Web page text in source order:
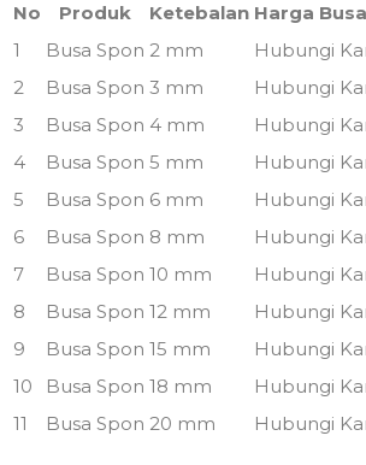
No Produk Ketebalan Harga
1
Busa Spon 2 mm
Hubungi
2
Busa Spon 3 mm
Hubungi
3
Busa Spon 4 mm
Hubungi
4
Busa Spon 5 mm
Hubungi
5
Busa Spon 6 mm
Hubungi
6
Busa Spon 8 mm
Hubungi
7
Busa Spon 10 mm
Hubungi
8
Busa Spon 12 mm
Hubungi
9
Busa Spon 15 mm
Hubungi
10
Busa Spon 18 mm
Hubungi
11
Busa Spon 20 mm Hubungi